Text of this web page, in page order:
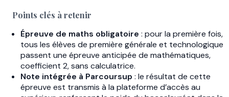
Points clés à retenir
Épreuve de maths obligatoire : pour la première fois,
tous les élèves de première générale et technologique
passent une épreuve anticipée de mathématiques,
coefficient 2, sans calculatrice.
Note intégrée à Parcoursup : le résultat de cette
épreuve est transmis à la plateforme d’accès au